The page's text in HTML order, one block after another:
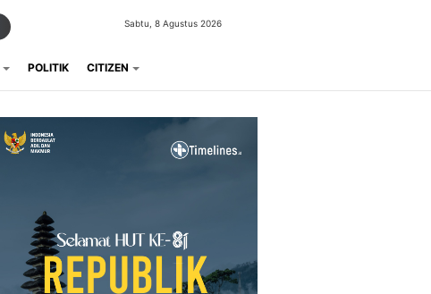
Sabtu, 8 Agustus 2026
POLITIK CITIZEN